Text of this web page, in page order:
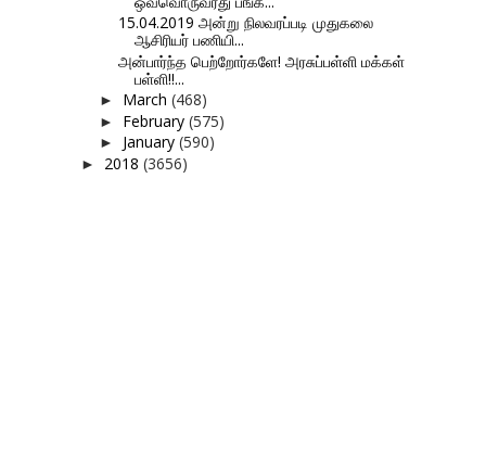
15.04.2019 அன்று நிலவரப்படி முதுகலை
ஆசிரியர் பணியி...
அன்பார்ந்த பெற்றோர்களே! அரசுப்பள்ளி மக்கள்
பள்ளி!!...
► March (468)
► February (575)
► January (590)
► 2018 (3656)